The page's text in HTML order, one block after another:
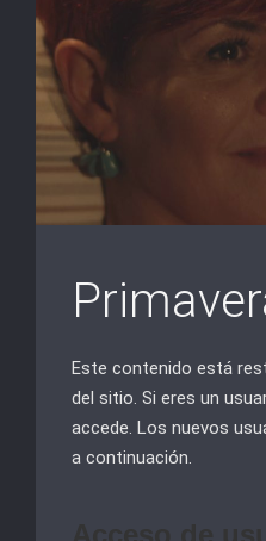
Este contenido está
del sitio. Si eres un
accede. Los nuevos
a continuación.